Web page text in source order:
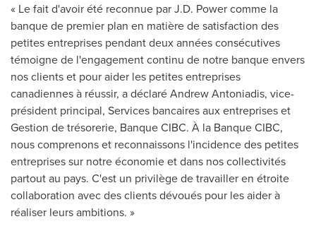
« Le fait d'avoir été reconnue par J.D. Power comme la
banque de premier plan en matière de satisfaction des
petites entreprises pendant deux années consécutives
témoigne de l'engagement continu de notre banque envers
nos clients et pour aider les petites entreprises
canadiennes à réussir, a déclaré Andrew Antoniadis, vice-
président principal, Services bancaires aux entreprises et
Gestion detrésorerie, Banque CIBC. À la Banque CIBC,
nous comprenons et reconnaissons l'incidence des petites
entreprises sur notre économie et dans nos collectivités
partout au pays. C'est un privilège de travailler en étroite
collaboration avec des clients dévoués pour les aider à
réaliser leurs ambitions. »